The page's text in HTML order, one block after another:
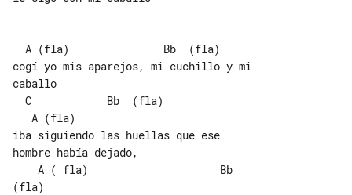
cogí yo mis aparejos, mi cuchillo y mi
caballo
iba siguiendo las huellas que ese
hombre había dejado,
(fla)